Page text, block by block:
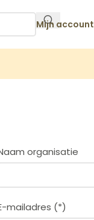
Mijn account
organisatie
mailadres (*)